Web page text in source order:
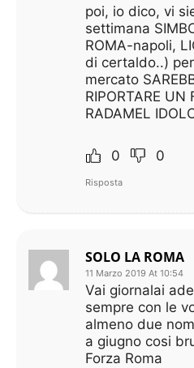
poi, io dico, vi
settimana
ROMA-napoli,
di certaldo..)
mercato
RIPORTARE
RADAMEL
0 0
Risposta
SOLO LA ROMA
11 Marzo 2019 At 10:54
Vai giornalai
sempre con le
almeno due
a giugno cosi
Forza Roma